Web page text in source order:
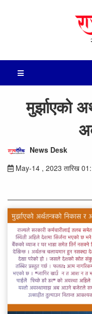
मुर्झाएको
News Desk
May-14 , 2023 तारिख